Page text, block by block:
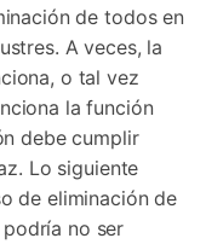
de todos en
A veces, la
o tal vez
la función
debe cumplir
Lo siguiente
de eliminación de
no ser